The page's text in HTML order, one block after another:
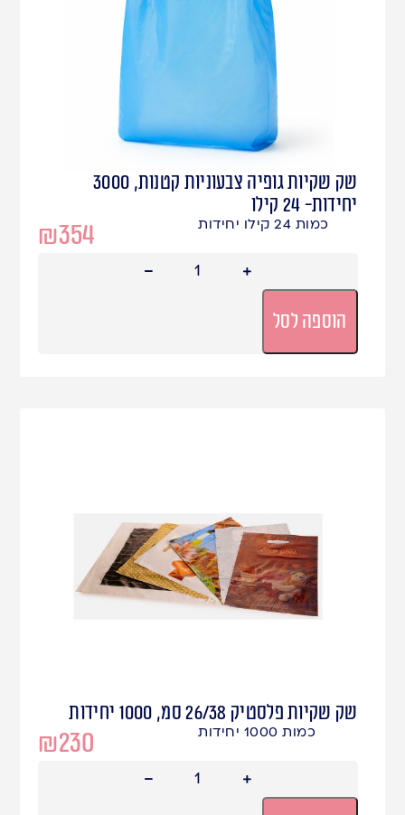
שק שקיות גופיה צבעוניות קטנות, 3000
יחידות- 24 קילו
₪354 כמות 24 קילו יחידות
הוספה לסל
שק שקיות פלסטיק 26/38 סמ, 1000 יחידות
₪230 כמות 1000 יחידות